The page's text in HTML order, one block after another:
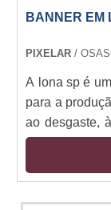
para sua
BANNER EM
PIXELAR/
A lona sp é
para a
ao desgaste,
temperatura,
acabamento
imagens e
durabilidade